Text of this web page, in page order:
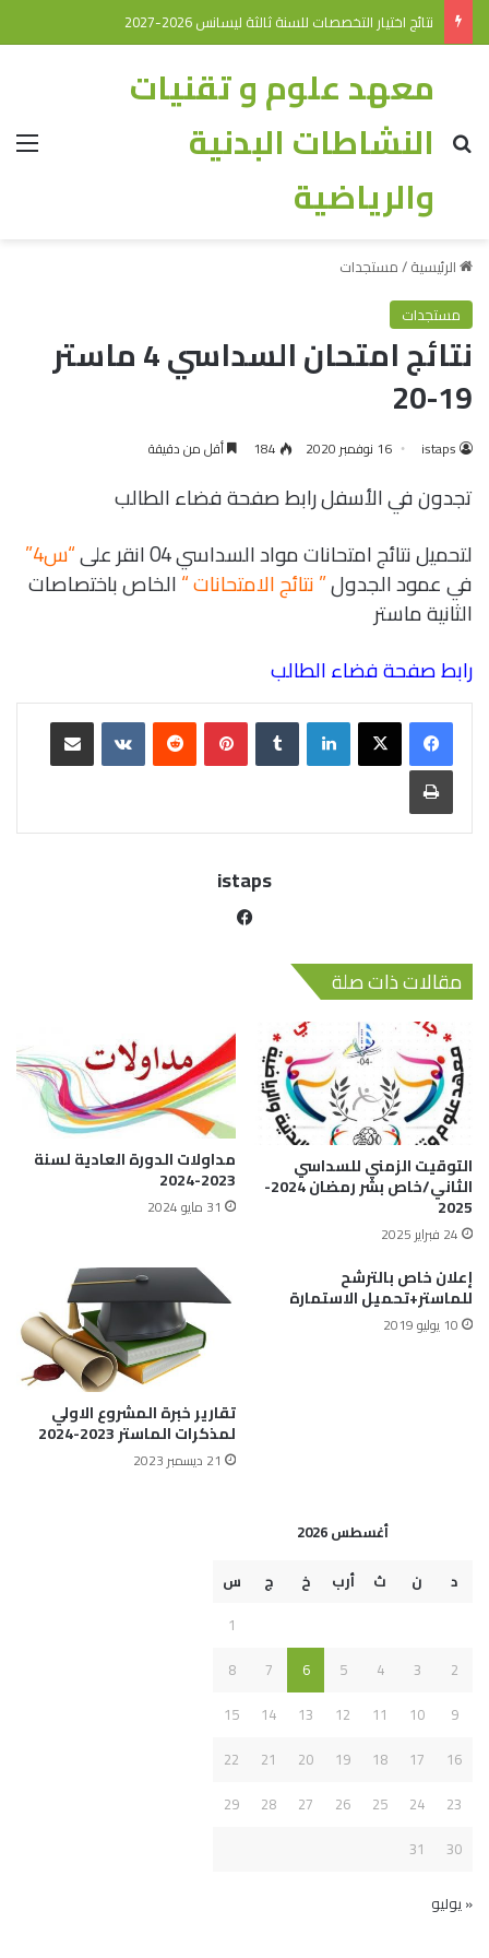
نتائج اختيار التخصصات للسنة ثالثة ليسانس 2026-2027
معهد علوم و تقنيات
النشاطات البدنية
والرياضية
الرئيسية/مستجدات
مستجدات
نتائج امتحان السداسي 4 ماستر
19-20
istaps 16 نوفمبر 2020 184 أقل من دقيقة
تجدون في الأسفل رابط صفحة فضاء الطالب
لتحميل نتائج امتحانات مواد السداسي 04 انقر على
“س4”
في عمود الجدول” نتائج الامتحانات “الخاص باختصاصات
الثانية ماستر
رابط صفحة فضاء الطالب
istaps
مقالات ذات صلة
التوقيت الزمني للسداسي
الثاني/خاص بشر رمضان 2024-
2025
24 فبراير 2025
مداولات الدورة العادية لسنة
2023-2024
31 مايو 2024
إعلان خاص بالترشح
للماستر+تحميل الاستمارة
10 يوليو 2019
تقارير خبرة المشروع الاولي
لمذكرات الماستر 2023-2024
21 ديسمبر 2023
أغسطس 2026
د
ن ث أرب خ ج
س
1
2
3
4
5
6
7
8
9
10
11
12
13
14
15
16
17
18
19
20
21
22
23
24
25
26
27
28
29
30
31
« يوليو